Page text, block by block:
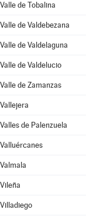
Valle de Tobalina
Valle de Valdebezana
Valle de Valdelaguna
Valle de Valdelucio
Valle de Zamanzas
Vallejera
Valles de Palenzuela
Valluércanes
Valmala
Vileña
Villadiego